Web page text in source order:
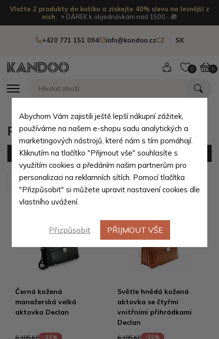
Vložte 2 produkty do košíku a získejte 40% slevu na levnější z
nich.
+ DÁREK k objednávkám nad 1500,- 🎁
+420 771 151 094 info@kandoo.czCZ SK
0 0
Pánské aktovky a kufříky do ruky
Filtr (14 produktů)
Seřadit podle: Výchozí
Černá kožená
manažerská velká
aktovka Declan
6 105 Kč -15%
Světle hnědá kožená
aktovka se čtyřmi
vnitřními přihrádkami
Declan
6 105 Kč -15%
Abychom Vám zajistili ještě lepší nákupní zážitek,
používáme na našem e-shopu sadu analytických a
marketingových nástrojů, které nám s tím pomáhají.
Kliknutím na tlačítko "Přijmout vše" souhlasíte s
využitím cookies a předáním našim partnerům pro
personalizaci na reklamních sítích. Pomocí tlačítka
"Přizpůsobit" si můžete upravit nastavení cookies dle
vlastního uvážení.
Přizpůsobit PŘIJMOUT VŠE